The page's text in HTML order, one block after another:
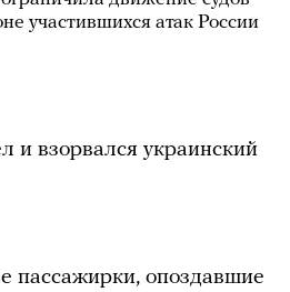
участившихся атак России
и взорвался украинский
пассажирки, опоздавшие